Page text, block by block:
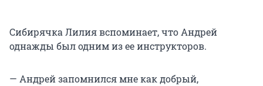
Сибирячка Лилия вспоминает, что Андрей
однажды был одним из ее инструкторов.
— Андрей запомнился мне как добрый,